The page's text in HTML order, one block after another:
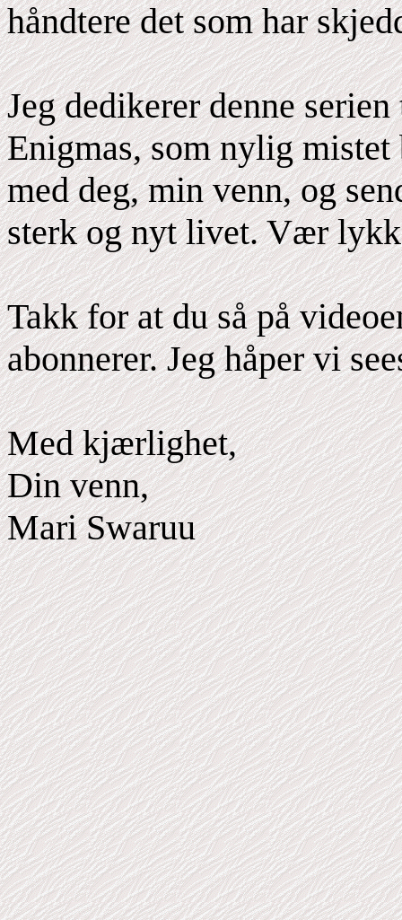
håndtere det som har
Jeg dedikerer denne
Enigmas, som nylig mistet
med deg, min venn, og
sterk og nyt livet. Vær
Takk for at du så på
abonnerer. Jeg håper vi
Med kjærlighet,
Din venn,
Mari Swaruu